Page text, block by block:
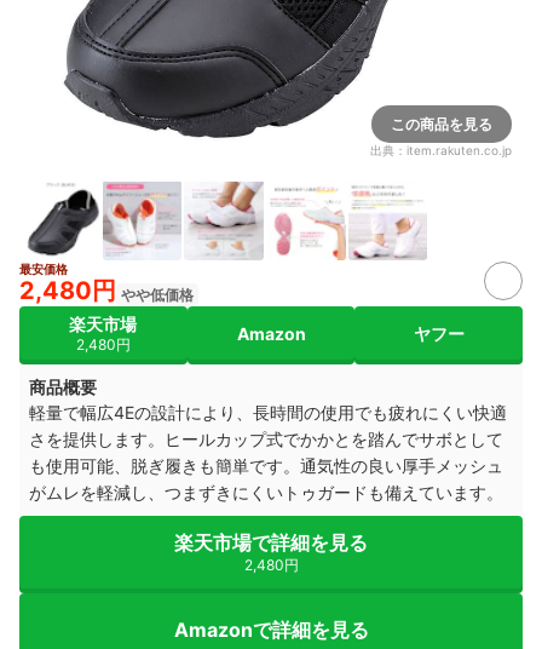
この商品を見る
出典： item.rakuten.co.jp
最安価格
2,480円 やや低価格
楽天市場
2,480円
Amazon ヤフー
商品概要
軽量で幅広4Eの設計により、長時間の使用でも疲れにくい快適
さを提供します。ヒールカップ式でかかとを踏んでサボとして
も使用可能、脱ぎ履きも簡単です。通気性の良い厚手メッシュ
がムレを軽減し、つまずきにくいトゥガードも備えています。
楽天市場で詳細を見る
2,480円
Amazonで詳細を見る